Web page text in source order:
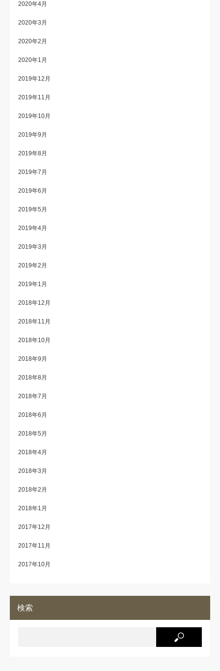
2020年4月
2020年3月
2020年2月
2020年1月
2019年12月
2019年11月
2019年10月
2019年9月
2019年8月
2019年7月
2019年6月
2019年5月
2019年4月
2019年3月
2019年2月
2019年1月
2018年12月
2018年11月
2018年10月
2018年9月
2018年8月
2018年7月
2018年6月
2018年5月
2018年4月
2018年3月
2018年2月
2018年1月
2017年12月
2017年11月
2017年10月
検索